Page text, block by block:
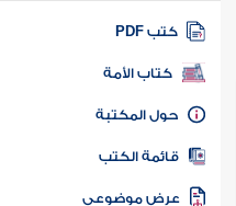
كتب PDF
كتاب الأمة
المكتبة